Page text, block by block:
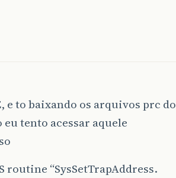
e to baixando os arquivos prc do
tento acessar aquele
routine “SysSetTrapAddress.